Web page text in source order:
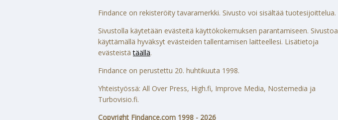
Findance on rekisteröity tavaramerkki. Sivusto voi sisältää tuotesijoittelua.
Sivustolla käytetään evästeitä käyttökokemuksen parantamiseen. Sivustoa
käyttämällä hyväksyt evästeiden tallentamisen laitteellesi. Lisätietoja
evästeistätäällä.
Findance on perustettu 20. huhtikuuta 1998.
Yhteistyössä: All Over Press, High.fi, Improve Media, Nostemedia ja
Turbovisio.fi.
Copyright Findance.com 1998 - 2026